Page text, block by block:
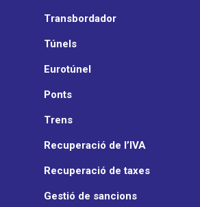
Transbordador
Túnels
Eurotúnel
Ponts
Trens
Recuperació de l’IVA
Recuperació de taxes
Gestió de sancions